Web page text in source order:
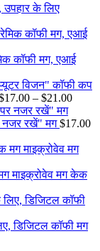
उपहार के लिए
कॉफी मग, एआई
कॉफी कप
17.00 – $21.00Price
नजर रखें" मग $17.00
माइक्रोवेव मग केक
डिजिटल कॉफी मग